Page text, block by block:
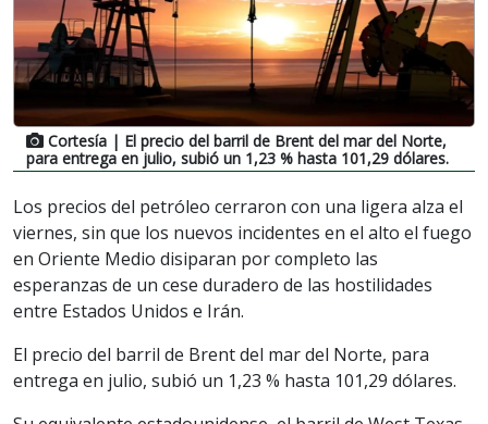
Cortesía | El precio del barril de Brent del mar del Norte,
para entrega en julio, subió un 1,23 % hasta 101,29 dólares.
Los precios del petróleo cerraron con una ligera alza el
viernes, sin que los nuevos incidentes en el alto el fuego
en Oriente Medio disiparan por completo las
esperanzas de un cese duradero de las hostilidades
entre Estados Unidos e Irán.
El precio del barril de Brent del mar del Norte, para
entrega en julio, subió un 1,23 % hasta 101,29 dólares.